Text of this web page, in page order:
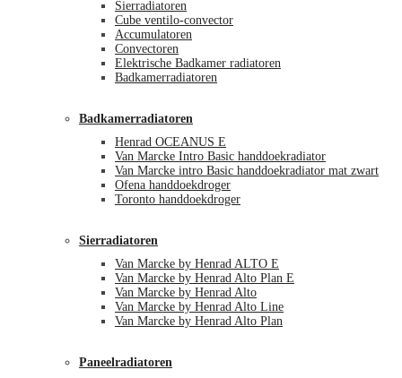
Sierradiatoren
Cube ventilo-convector
Accumulatoren
Convectoren
Elektrische Badkamer radiatoren
Badkamerradiatoren
Badkamerradiatoren
Henrad OCEANUS E
Van Marcke Intro Basic handdoekradiator
Van Marcke intro Basic handdoekradiator mat zwart
Ofena handdoekdroger
Toronto handdoekdroger
Sierradiatoren
Van Marcke by Henrad ALTO E
Van Marcke by Henrad Alto Plan E
Van Marcke by Henrad Alto
Van Marcke by Henrad Alto Line
Van Marcke by Henrad Alto Plan
Paneelradiatoren